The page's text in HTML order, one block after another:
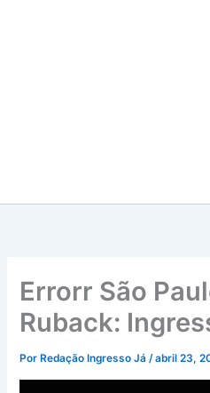
Errorr São
Ruback:
Por Redação Ingresso Já/abril 23,